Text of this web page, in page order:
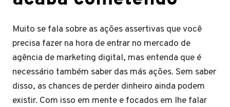
Muito se fala sobre as ações assertivas que você
precisa fazer na hora de entrar no mercado de
agência de marketing digital, mas entenda que é
necessário também saber das más ações. Sem saber
disso, as chances de perder dinheiro ainda podem
existir. Com isso em mente e focados em lhe falar